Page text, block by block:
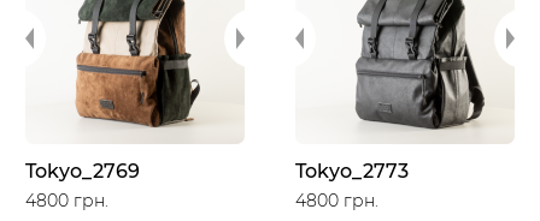
Tokyo_2769
4800 грн.
Tokyo_2773
4800 грн.